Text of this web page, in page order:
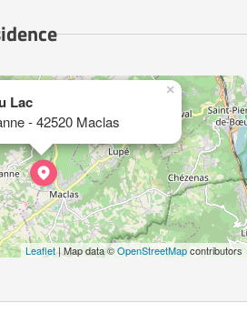
Lac
- 42520 Maclas
×
Leaflet| Map data ©OpenStreetMapcontributors